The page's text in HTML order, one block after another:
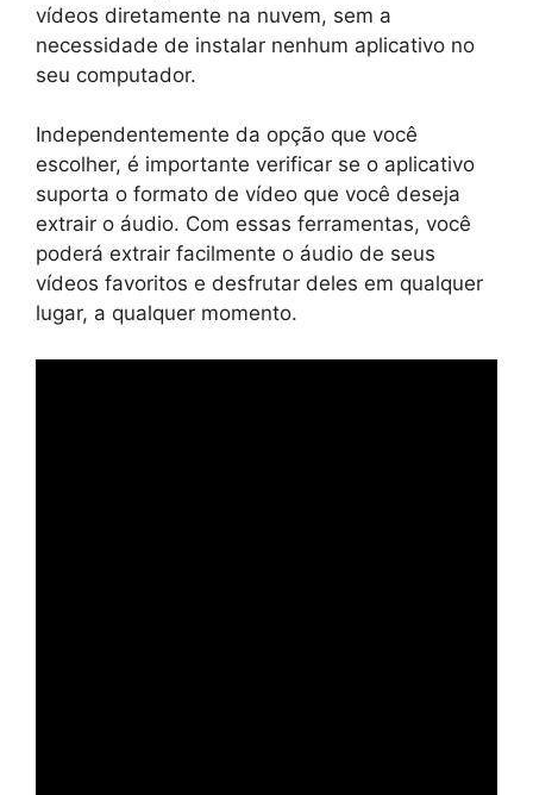
vídeos diretamente na nuvem, sem a
necessidade de instalar nenhum aplicativo no
seu computador.
Independentemente da opção que você
escolher, é importante verificar se o aplicativo
suporta o formato de vídeo que você deseja
extrair o áudio. Com essas ferramentas, você
poderá extrair facilmente o áudio de seus
vídeos favoritos e desfrutar deles em qualquer
lugar, a qualquer momento.